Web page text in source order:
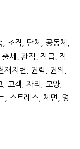
조직, 단체, 공동체,
세, 관직, 직급, 직
지변, 권력, 권위,
고객, 자리, 모양,
, 스트레스, 체면, 명